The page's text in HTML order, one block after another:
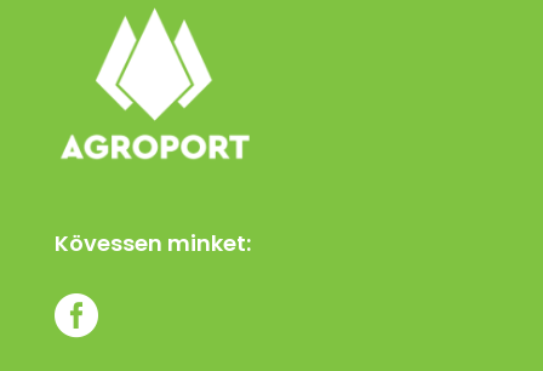
Kövessen minket:
